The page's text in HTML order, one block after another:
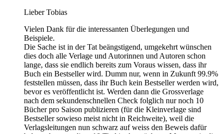
Lieber Tobias
Vielen Dank für die interessanten Überlegungen und
Beispiele.
Die Sache ist in der Tat beängstigend, umgekehrt wünschen
dies doch alle Verlage und Autorinnen und Autoren schon
lange, dass sie endlich bereits zum Voraus wissen, dass ihr
Buch ein Bestseller wird. Dumm nur, wenn in Zukunft 99.9%
feststellen müssen, dass ihr Buch kein Bestseller werden wird,
bevor es veröffentlicht ist. Werden dann die Grossverlage
nach dem sekundenschnellen Check folglich nur noch 10
Bücher pro Saison publizieren (für die Kleinverlage sind
Bestseller sowieso meist nicht in Reichweite), weil die
Verlagsleitungen nun schwarz auf weiss den Beweis dafür